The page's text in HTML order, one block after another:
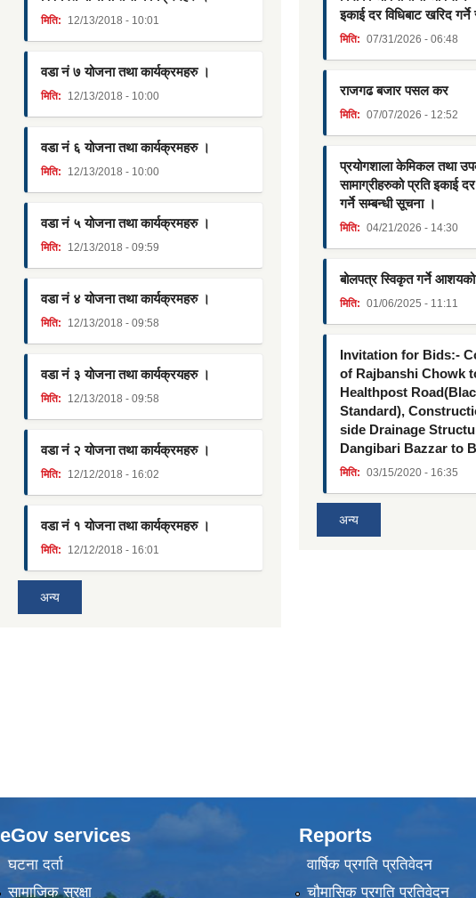
मिति: 12/13/2018 - 10:01
वडा नं ७ योजना तथा कार्यक्रमहरु ।
मिति: 12/13/2018 - 10:00
वडा नं ६ योजना तथा कार्यक्रमहरु ।
मिति: 12/13/2018 - 10:00
वडा नं ५ योजना तथा कार्यक्रमहरु ।
मिति: 12/13/2018 - 09:59
वडा नं ४ योजना तथा कार्यक्रमहरु ।
मिति: 12/13/2018 - 09:58
वडा नं ३ योजना तथा कार्यक्रयहरु ।
मिति: 12/13/2018 - 09:58
वडा नं २ योजना तथा कार्यक्रमहरु ।
मिति: 12/12/2018 - 16:02
वडा नं १ योजना तथा कार्यक्रमहरु ।
मिति: 12/12/2018 - 16:01
अन्य
इकाई दर विधिबाट खरिद
मिति: 07/31/2026 - 06:48
राजगढ बजार पसल कर
मिति: 07/07/2026 - 12:52
प्रयोगशाला केमिकल तथा
सामाग्रीहरुको प्रति इकाई
गर्ने सम्बन्धी सूचना ।
मिति: 04/21/2026 - 14:30
बोलपत्र स्विकृत गर्ने
मिति: 01/06/2025 - 11:11
Invitation for Bids:-
of Rajbanshi Chowk
Healthpost
Standard),
side Drainage
Dangibari Bazzar to
मिति: 03/15/2020 - 16:35
अन्य
eGov services
घटना दर्ता
सामाजिक सुरक्षा
Reports
वार्षिक प्रगति प्रतिवेदन
चौमासिक प्रगति प्रतिवेदन